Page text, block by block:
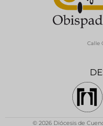
Calle
© 2026 Diócesis de